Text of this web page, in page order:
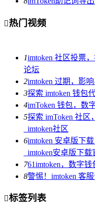
热门视频
1imtoken 社区投票
论坛
2imtoken 过期，影
3探索 imtoken 钱包
4imToken 钱包，数
5探索 imToken 社
_imtoken社区
6imtoken 安卓版下
_imtoken安卓版下载
761imtoken，数字
8警惕！imtoken 客
标签列表